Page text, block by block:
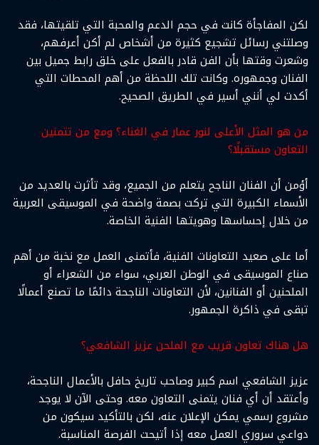
لكن المفاجأة كانت في حجم الدعم والمحبة التي تلقيتها، فقد
وصلتني رسائل تشجيع كثيرة من أشخاص لم أكن أعرفهم،
وشعرت وقتها بأن الفن قادر بالفعل على خلق رابط جميل بين
الفنان وجمهوره. وكانت تلك اللحظة من أهم المحطات التي
أكدت لي أنني أسير في الطريق الصحيح.
من هو المثل الأعلى لنور عمار في الغناء؟ ومع من تتمنين
التعاون مستقبلًا؟
أؤمن أن الفنان الناجح يتعلم من الجميع، وقد تأثرت بالعديد من
الأسماء الكبيرة التي تركت بصمة واضحة في الموسيقى العربية
من خلال إحساسها وهويتها الفنية الخاصة.
أما على صعيد التعاونات الفنية، فأتمنى العمل مع نخبة من أهم
صناع الموسيقى في الوطن العربي، سواء من الشعراء أو
الملحنين أو الفنانين، لأن التعاونات الناجحة دائمًا ما تصنع أعمالًا
تبقى في ذاكرة الجمهور.
هل هناك تعاون قريب مع الملحن عزيز الشافعي؟
عزيز الشافعي اسم كبير وصاحب تاريخ حافل بالأعمال الناجحة،
وأعتقد أن أي فنان يتمنى التعاون معه. وحتى الآن لا يوجد
مشروع رسمي يمكن الإعلان عنه، لكن بالتأكيد سيكون من
دواعي سروري العمل معه إذا أتيحت الفرصة المناسبة.